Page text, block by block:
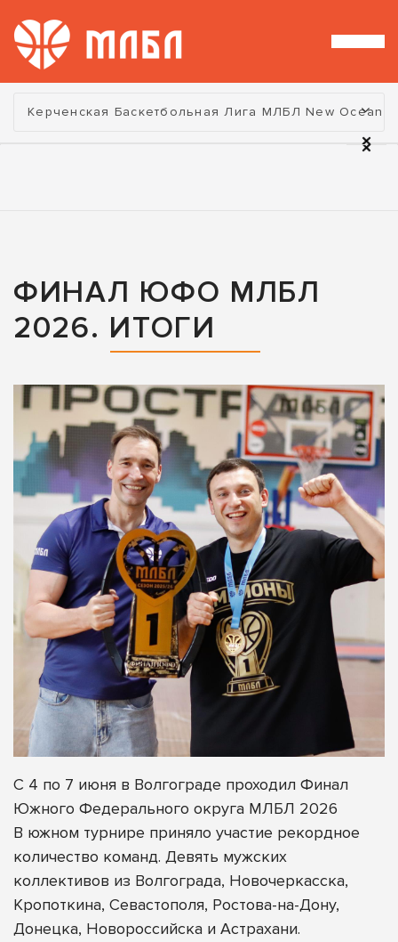
Турнир:
Керченская Баскетбольная Лига МЛБЛ New Ocean
ФИНАЛ ЮФО МЛБЛ
2026. ИТОГИ
С 4 по 7 июня в Волгограде проходил Финал
Южного Федерального округа МЛБЛ 2026
В южном турнире приняло участие рекордное
количество команд. Девять мужских
коллективов из Волгограда, Новочеркасска,
Кропоткина, Севастополя, Ростова-на-Дону,
Донецка, Новороссийска и Астрахани.